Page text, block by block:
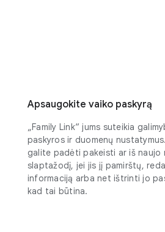
Apsaugokite vaiko paskyrą
„Family Link“ jums suteikia
paskyros ir duomenų
galite padėti pakeisti ar iš naujo
slaptažodį, jei jis jį pamirštų,
informaciją arba net ištrinti jo
kad tai būtina.